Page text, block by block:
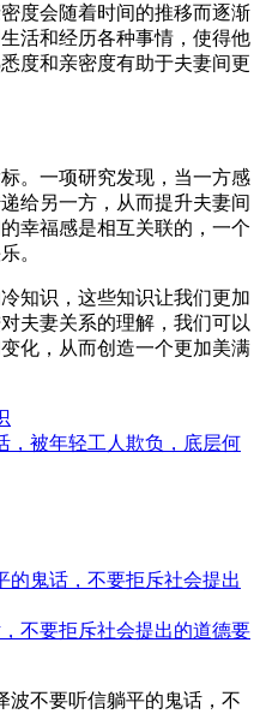
度会随着时间的推移而逐渐
活和经历各种事情，使得他
度和亲密度有助于夫妻间更
。一项研究发现，当一方感
给另一方，从而提升夫妻间
幸福感是相互关联的，一个
。
知识，这些知识让我们更加
夫妻关系的理解，我们可以
化，从而创造一个更加美满
，被年轻工人欺负，底层何
不要拒斥社会提出的道德要
波不要听信躺平的鬼话，不